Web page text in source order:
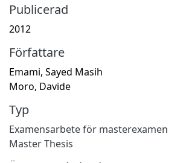
Publicerad
2012
Författare
Emami, Sayed Masih
Moro, Davide
Typ
Examensarbete för masterexamen
Master Thesis